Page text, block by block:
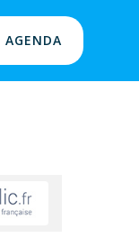
AGENDA